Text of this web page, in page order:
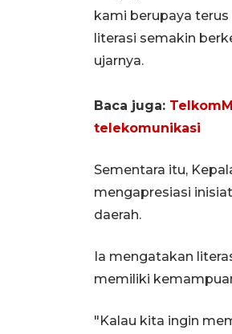
kami berupaya
literasi semakin
ujarnya.
Baca juga:
telekomunikasi
Sementara itu,
mengapresiasi
daerah.
Ia mengatakan
memiliki
"Kalau kita ingin